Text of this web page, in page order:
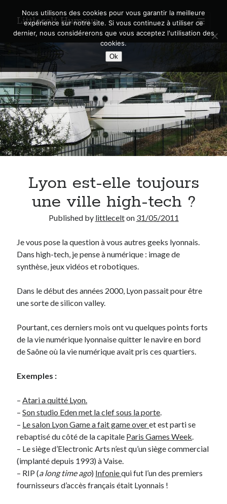
Littlecelt Humeur
open
primary
menu
Sidebar
Recherche sur le blog
Search
Derniers articles
Municipales 2026 : Lyon, Métropole et Caluire, mon choix pour l’avenir
Quel Lyonnais es-tu, Renaud Ducher ?
A quand une véritable place pour le vélo à Caluire dans la Métropole de
Lyon ?
Comment je vis ma vie sur un vélo
Derniers Commentaires
Entretien ménager dansT’as vu quoi ? #52
littleceltdansComment j’ai opéré ma vélorution toute personnelle
Anthony dansComment j’ai opéré ma vélorution toute personnelle
personnelle
dansC’était pas mieux avant… à Lyon
littlecelt
dans
Comment j’ai opéré ma vélorution toute personnelle
Anthonydans
Comment j’ai opéré ma vélorution toute personnelle
Renaud Ducher
dans Comment j’ai opéré ma vélorution toute
personnelle
On parle de quoi ?
Lyon est-elle toujours
une ville high-tech ?
Published by littlecelton 31/05/2011
Je vous pose la question à vous autres geeks lyonnais.
Dans high-tech, je pense à numérique : image de
synthèse, jeux vidéos et robotiques.
Dans le début des années 2000, Lyon passait pour être
une sorte de silicon valley.
Pourtant, ces derniers mois ont vu quelques points forts
de la vie numérique lyonnaise quitter le navire en bord
de Saône où la vie numérique avait pris ces quartiers.
Exemples :
–Atari a quitté Lyon.
–Son studio Eden met la clef sous la porte.
– Le salon Lyon Game a fait game overet est parti se
rebaptisé du côté de la capitale Paris Games Week.
– Le siège d’Electronic Arts n’est qu’un siège commercial
(implanté depuis 1993) à Vaise.
– RIP (a long time ago) Infoniequi fut l’un des premiers
fournisseurs d’accès français était Lyonnais !
Nous utilisons des cookies pour vous garantir la meilleure
expérience sur notre site. Si vous continuez à utiliser ce
dernier, nous considérerons que vous acceptez l'utilisation des
cookies.
Ok